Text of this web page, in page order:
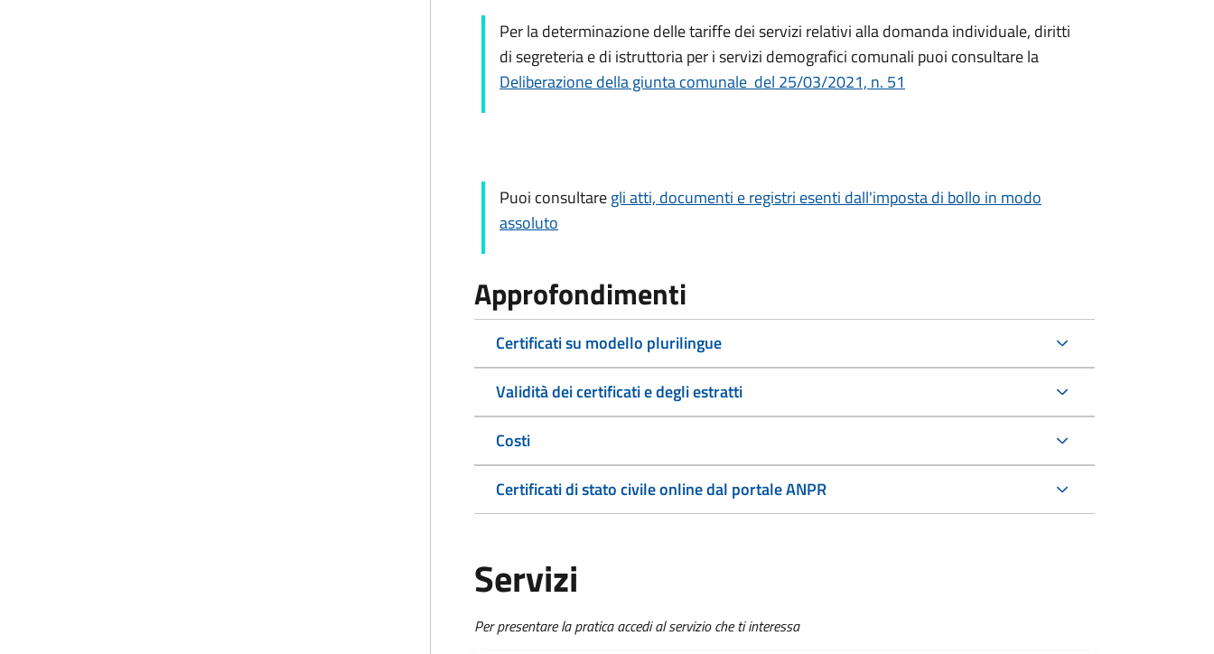
Per la determinazione delle tariffe dei servizi relativi alla domanda individuale, diritti
di segreteria e di istruttoria per i servizi demografici comunali puoi consultare la
Deliberazione della giunta comunale del 25/03/2021, n. 51
Puoi consultaregli atti, documenti e registri esenti dall'imposta di bollo in modo
assoluto
Approfondimenti
Certificati su modello plurilingue
Validità dei certificati e degli estratti
Costi
Certificati di stato civile online dal portale ANPR
Servizi
Per presentare la pratica accedi al servizio che ti interessa